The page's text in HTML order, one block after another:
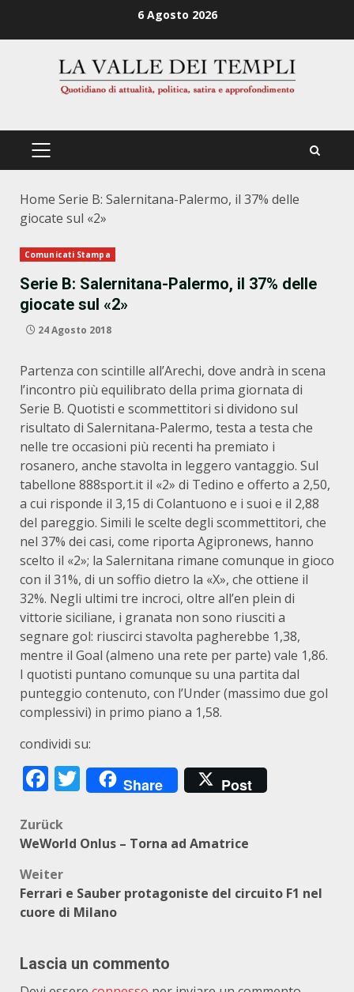
6 Agosto 2026
PRIMÄRES
Home Serie B: Salernitana-Palermo, il 37% delle
giocate sul «2»
Comunicati Stampa
Serie B: Salernitana-Palermo, il 37% delle
giocate sul «2»
24 Agosto 2018
Partenza con scintille all’Arechi, dove andrà in scena
l’incontro più equilibrato della prima giornata di
Serie B. Quotisti e scommettitori si dividono sul
risultato di Salernitana-Palermo, testa a testa che
nelle tre occasioni più recenti ha premiato i
rosanero, anche stavolta in leggero vantaggio. Sul
tabellone 888sport.it il «2» di Tedino e offerto a 2,50,
a cui risponde il 3,15 di Colantuono e i suoi e il 2,88
del pareggio. Simili le scelte degli scommettitori, che
nel 37% dei casi, come riporta Agipronews, hanno
scelto il «2»; la Salernitana rimane comunque in gioco
con il 31%, di un soffio dietro la «X», che ottiene il
32%. Negli ultimi tre incroci, oltre all’en plein di
vittorie siciliane, i granata non sono riusciti a
segnare gol: riuscirci stavolta pagherebbe 1,38,
mentre il Goal (almeno una rete per parte) vale 1,86.
I quotisti puntano comunque su una partita dal
punteggio contenuto, con l’Under (massimo due gol
complessivi) in primo piano a 1,58.
condividi su:
Facebook
Twitter
Share Post
Beitragsnavigation
Zurück
WeWorld Onlus – Torna ad Amatrice
Weiter
Ferrari e Sauber protagoniste del circuito F1 nel
cuore di Milano
Lascia un commento